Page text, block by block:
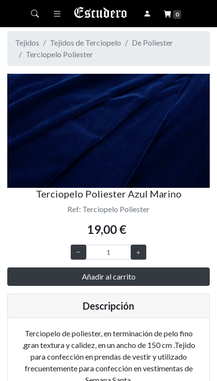
Toggle navigation 0
Tejidos Tejidos de Terciopelo
De Poliester
Terciopelo Poliester
Terciopelo Poliester Azul Marino
Ref: Terciopelo Poliester
19,00 €
Añadir al carrito
Descripción
Terciopelo de poliester, en terminación de pelo fino
,gran textura y calidez, en un ancho de 150 cm .Tejido
para confección en prendas de vestir y utilizado
frecuentemente para confección en vestimentas de